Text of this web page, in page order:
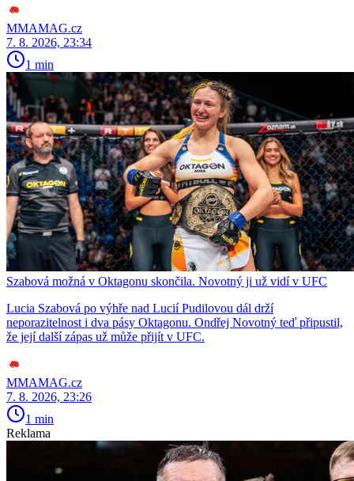
MMAMAG.cz
7. 8. 2026, 23:34
1 min
Szabová možná v Oktagonu skončila. Novotný ji už vidí v UFC
Lucia Szabová po výhře nad Lucií Pudilovou dál drží
neporazitelnost i dva pásy Oktagonu. Ondřej Novotný teď připustil,
že její další zápas už může přijít v UFC.
MMAMAG.cz
7. 8. 2026, 23:26
1 min
Reklama